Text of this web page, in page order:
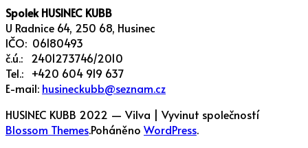
Spolek HUSINEC KUBB
U Radnice 64, 250 68, Husinec
IČO: 06180493
č.ú.: 2401273746/2010
Tel.: +420 604 919 637
E-mail: husineckubb@seznam.cz
HUSINEC KUBB 2022 — Vilva | Vyvinut společností
Blossom Themes.Poháněno WordPress.